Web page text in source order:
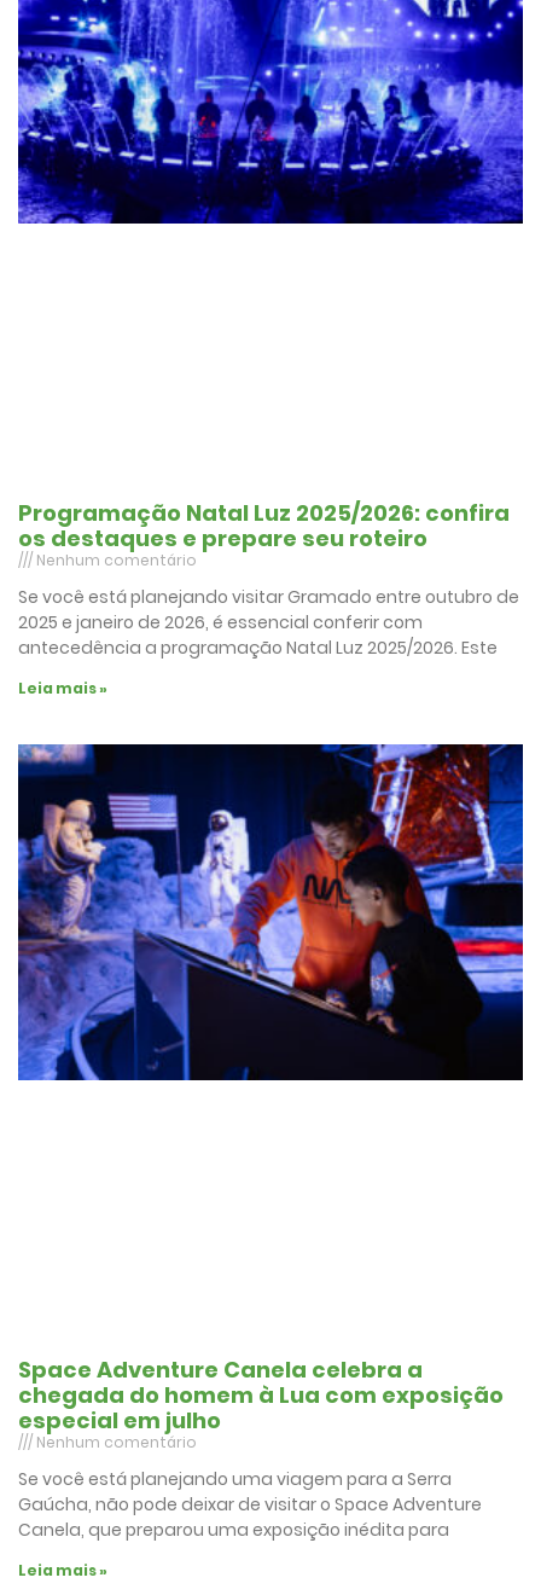
Programação Natal Luz 2025/2026: confira
os destaques e prepare seu roteiro
Nenhum comentário
Se você está planejando visitar Gramado entre outubro de
2025 e janeiro de 2026, é essencial conferir com
antecedência a programação Natal Luz 2025/2026. Este
Leia mais »
Space Adventure Canela celebra a
chegada do homem à Lua com exposição
especial em julho
Nenhum comentário
Se você está planejando uma viagem para a Serra
Gaúcha, não pode deixar de visitar o Space Adventure
Canela, que preparou uma exposição inédita para
Leia mais »